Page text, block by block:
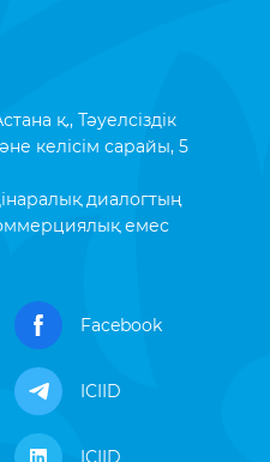
қ., Тәуелсіздік
келісім сарайы, 5
диалогтың
емес
Facebook
ICIID
ICIID